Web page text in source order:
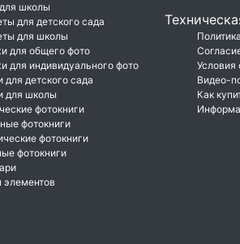
школы
для детского сада
для школы
для общего фото
для индивидуального фото
для детского сада
для школы
фотокниги
фотокниги
фотокниги
фотокниги
Условия
Видео-
Как